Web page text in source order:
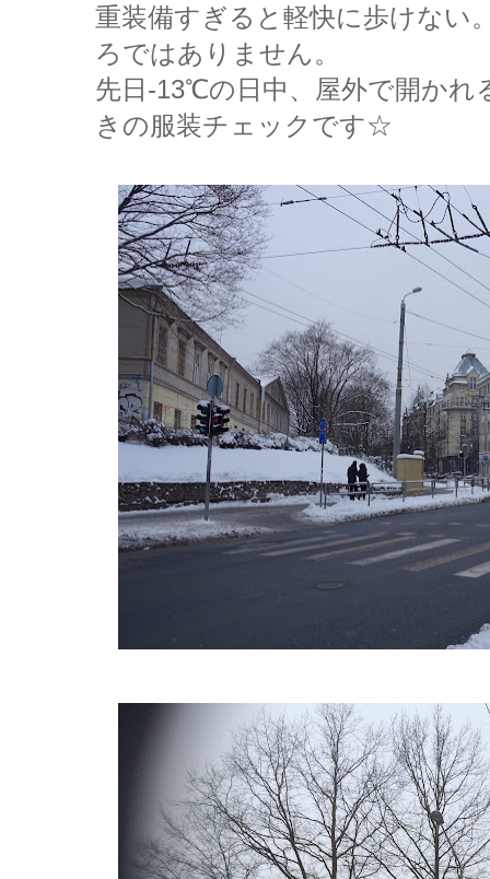
重装備すぎると軽快に歩けない
ろではありません。
先日-13℃の日中、屋外で開かれ
きの服装チェックです☆